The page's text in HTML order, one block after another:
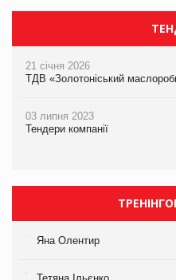
21 січня 2026
ТДВ «Золотоніський
03 липня 2023
Тендери компанії
Яна Олентир